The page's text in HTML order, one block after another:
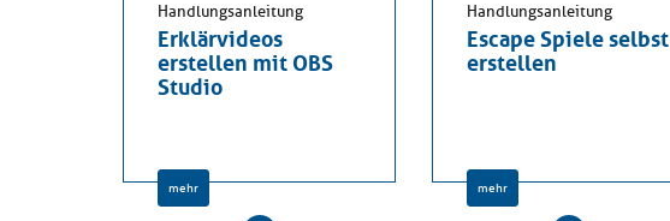
Handlungsanleitung
Erklärvideos
erstellen mit OBS
Studio
mehr
Handlungsanleitung
Escape Spiele selbst
erstellen
mehr